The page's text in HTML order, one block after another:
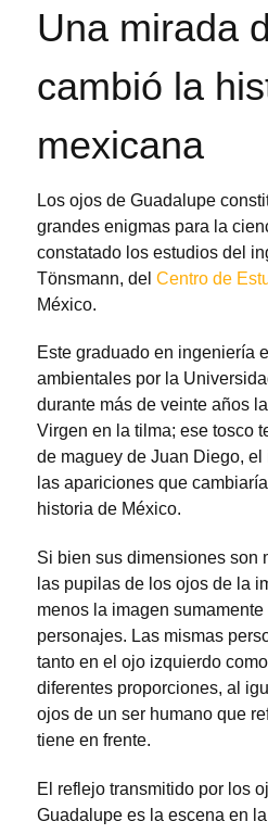
Una mirada
cambió la
mexicana
Los ojos de Guadalupe
grandes enigmas para la
constatado los estudios del
Tönsmann, del Centro de
México.
Este graduado en ingeniería
ambientales por la
durante más de veinte años
Virgen en la tilma; ese tosco
de maguey de Juan Diego,
las apariciones que
historia de México.
Si bien sus dimensiones son
las pupilas de los ojos de la
menos la imagen
personajes. Las mismas
tanto en el ojo izquierdo
diferentes proporciones, al
ojos de un ser humano que
tiene en frente.
El reflejo transmitido por los
Guadalupe es la escena en